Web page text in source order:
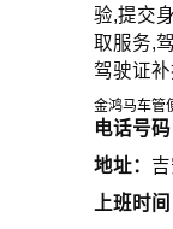
验,提交
取服务,
驾驶证
金鸿马车管
电话号码
地址：
上班时间